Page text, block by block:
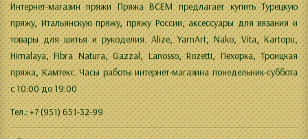
Интернет-магазин пряжи Пряжа ВСЕМ предлагает купить Турецкую
пряжу, Итальянскую пряжу, пряжу России, аксессуары для вязания и
товары для шитья и рукоделия. Alize, YarnArt, Nako, Vita, Kartopu,
Himalaya, Fibra Natura, Gazzal, Lanosso, Rozetti, Пехорка, Троицкая
пряжа, Камтекс. Часы работы интернет-магазина понедельник-суббота
с 10:00 до 19:00
Тел.: +7 (951) 651-32-99